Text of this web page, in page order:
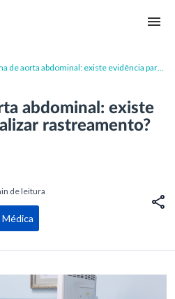
de aorta abdominal: existe evidência para
abdominal: existe
rastreamento?
de leitura